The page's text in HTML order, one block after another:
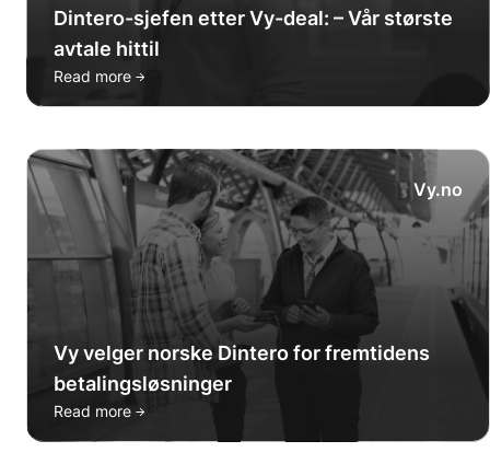
Dintero-sjefen etter Vy-deal: – Vår største
avtale hittil
Read more →
Vy.no
Vy velger norske Dintero for fremtidens
betalingsløsninger
Read more →